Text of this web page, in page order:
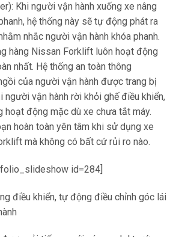
Khi người vận hành xuống xe nâng
hệ thống này sẽ tự động phát ra
nhắc người vận hành khóa phanh.
hàng Nissan Forklift luôn hoạt động
nhất. Hệ thống an toàn thông
của người vận hành được trang bị
người vận hành rời khỏi ghế điều khiển,
động mặc dù xe chưa tắt máy.
hoàn toàn yên tâm khi sử dụng xe
mà không có bất cứ rủi ro nào.
id=284]
điều khiển, tự động điều chỉnh góc lái